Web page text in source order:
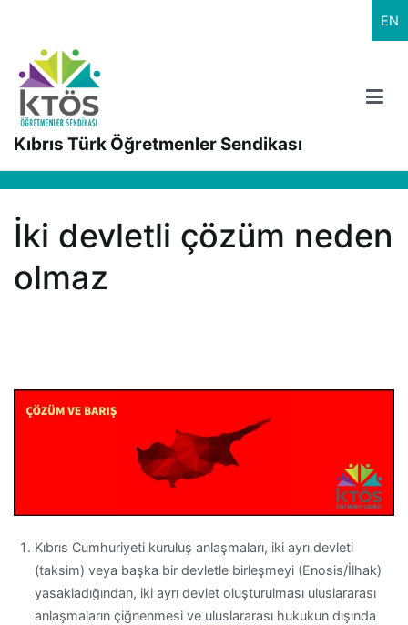
EN
Kıbrıs Türk Öğretmenler Sendikası
İki devletli çözüm neden
olmaz
Kıbrıs Cumhuriyeti kuruluş anlaşmaları, iki ayrı devleti
(taksim) veya başka bir devletle birleşmeyi (Enosis/İlhak)
yasakladığından, iki ayrı devlet oluşturulması uluslararası
anlaşmaların çiğnenmesi ve uluslararası hukukun dışında